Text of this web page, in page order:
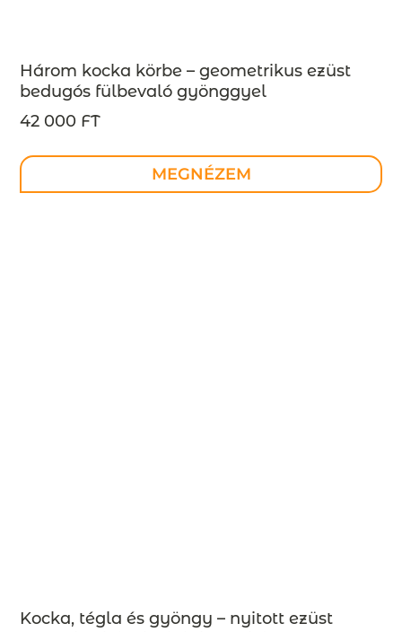
Három kocka körbe – geometrikus ezüst
bedugós fülbevaló gyönggyel
INDUSTREAL kollekció – design ékszer –
MEGRENDELÉSRE
42 000 FT
MEGNÉZEM
Kocka, tégla és gyöngy – nyitott ezüst